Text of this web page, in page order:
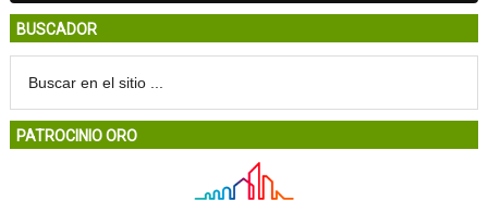
BUSCADOR
PATROCINIO ORO